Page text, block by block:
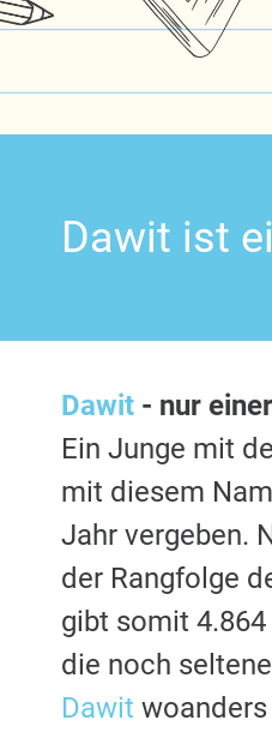
Dawit ist
Dawit - nur
Ein Junge mit
mit diesem
Jahr vergeben.
der Rangfolge
gibt somit
die noch
Dawit